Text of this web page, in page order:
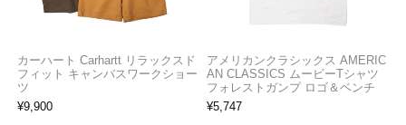
カーハート Carhartt リラックスド
フィット キャンバスワークショー
ツ
¥9,900
アメリカンクラシックス AMERIC
AN CLASSICS ムービーTシャツ
フォレストガンプ ロゴ＆ベンチ
¥5,747